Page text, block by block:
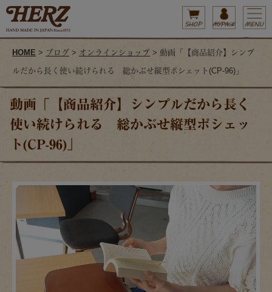
HOME > ブログ > オンラインショップ > 動画「【商品紹介】シンプ
ルだから長く使い続けられる 総かぶせ縦型ポシェット(CP-96)」
動画「【商品紹介】シンプルだから長く
使い続けられる 総かぶせ縦型ポシェッ
ト(CP-96)」